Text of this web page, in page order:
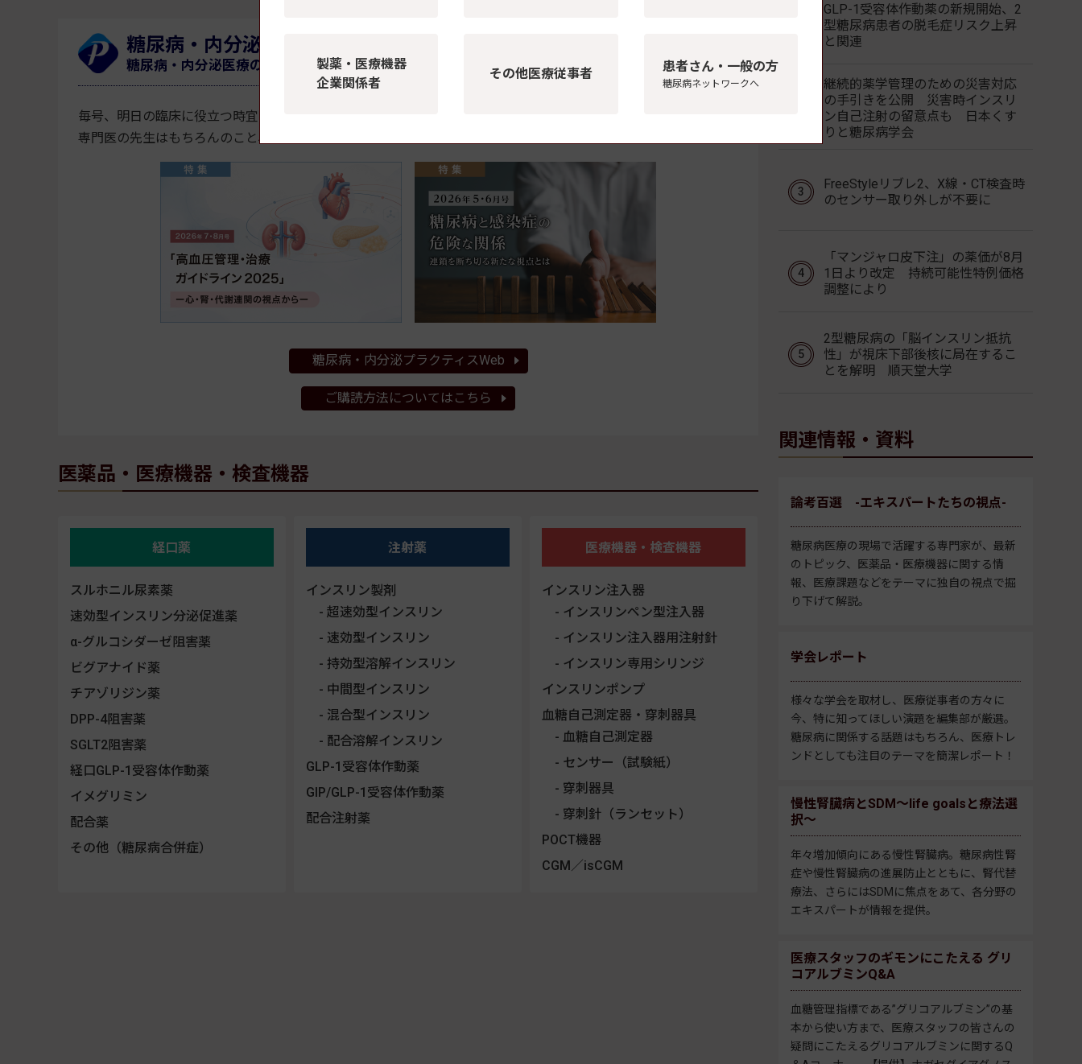
糖尿病・内分泌プラクティスWeb
糖尿病・内分泌医療の臨床現場をリードする電子ジャーナル
毎号、明日の臨床に役立つ時宜を捉えたテーマを取り上げ、各分野のエキスパートが徹底解説。
専門医の先生はもちろんのこと、これから専門医を目指される先生まで、ぜひアップデートにお役立てください。
糖尿病・内分泌プラクティスWeb
ご購読方法についてはこちら
医薬品・医療機器・検査機器
経口薬
スルホニル尿素薬
速効型インスリン分泌促進薬
α-グルコシダーゼ阻害薬
ビグアナイド薬
チアゾリジン薬
DPP-4阻害薬
SGLT2阻害薬
経口GLP-1受容体作動薬
イメグリミン
配合薬
その他（糖尿病合併症）
注射薬
インスリン製剤
超速効型インスリン
速効型インスリン
持効型溶解インスリン
中間型インスリン
混合型インスリン
配合溶解インスリン
GLP-1受容体作動薬
GIP/GLP-1受容体作動薬
配合注射薬
医療機器・検査機器
インスリン注入器
インスリンペン型注入器
インスリン注入器用注射針
インスリン専用シリンジ
インスリンポンプ
血糖自己測定器・穿刺器具
血糖自己測定器
センサー（試験紙）
穿刺器具
穿刺針（ランセット）
POCT機器
CGM／isCGM
GLP-1受容体作動薬の新規開始、2
型糖尿病患者の脱毛症リスク上昇
と関連
継続的薬学管理のための災害対応
の手引きを公開 災害時インスリ
ン自己注射の留意点も 日本くす
りと糖尿病学会
FreeStyleリブレ2、X線・CT検査時
のセンサー取り外しが不要に
「マンジャロ皮下注」の薬価が8月
1日より改定 持続可能性特例価格
調整により
2型糖尿病の「脳インスリン抵抗
性」が視床下部後核に局在するこ
とを解明 順天堂大学
関連情報・資料
論考百選 -エキスパートたちの視点-
糖尿病医療の現場で活躍する専門家が、最新
のトピック、医薬品・医療機器に関する情
報、医療課題などをテーマに独自の視点で掘
り下げて解説。
学会レポート
様々な学会を取材し、医療従事者の方々に
今、特に知ってほしい演題を編集部が厳選。
糖尿病に関係する話題はもちろん、医療トレ
ンドとしても注目のテーマを簡潔レポート！
慢性腎臓病とSDM～life goalsと療法選
択～
年々増加傾向にある慢性腎臓病。糖尿病性腎
症や慢性腎臓病の進展防止とともに、腎代替
療法、さらにはSDMに焦点をあて、各分野の
エキスパートが情報を提供。
医療スタッフのギモンにこたえる グリ
コアルブミンQ&A
血糖管理指標である”グリコアルブミン”の基
本から使い方まで、医療スタッフの皆さんの
疑問にこたえるグリコアルブミンに関するQ
製薬・医療機器
企業関係者
その他医療従事者 患者さん・一般の方
糖尿病ネットワークへ